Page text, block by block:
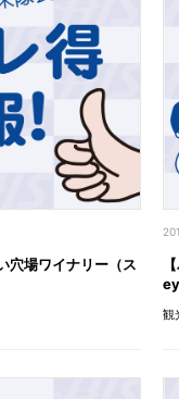
穴場ワイナリー（ス
観